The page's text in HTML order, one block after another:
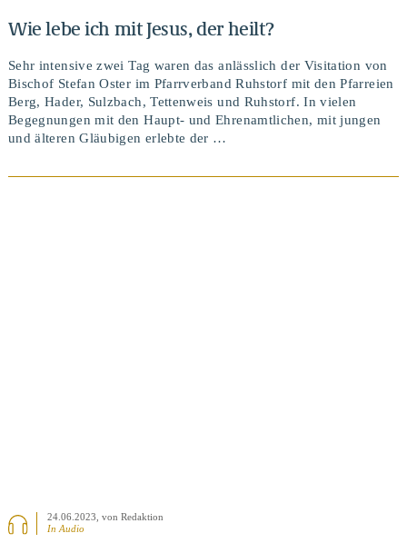
Wie lebe ich mit Jesus, der heilt?
Sehr intensive zwei Tag waren das anlässlich der Visitation von
Bischof Stefan Oster im Pfarrverband Ruhstorf mit den Pfarreien
Berg, Hader, Sulzbach, Tettenweis und Ruhstorf. In vielen
Begegnungen mit den Haupt- und Ehrenamtlichen, mit jungen
und älteren Gläubigen erlebte der …
24.06.2023, von Redaktion
In Audio